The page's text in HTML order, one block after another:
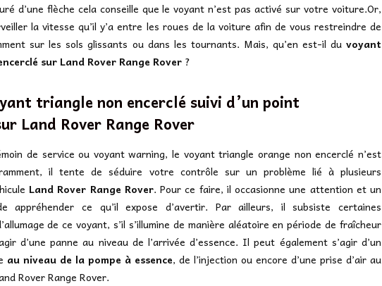
d’une flèche cela conseille que le voyant n’est pas activé sur votre voiture.Or,
la vitesse qu’il y’a entre les roues de la voiture afin de vous restreindre de
sur les sols glissants ou dans les tournants. Mais, qu’en est-il du voyant
sur Land Rover Range Rover ?
triangle non encerclé suivi d’un point
Land Rover Range Rover
de service ou voyant warning, le voyant triangle orange non encerclé n’est
il tente de séduire votre contrôle sur un problème lié à plusieurs
Land Rover Range Rover. Pour ce faire, il occasionne une attention et un
appréhender ce qu’il expose d’avertir. Par ailleurs, il subsiste certaines
de ce voyant, s’il s’illumine de manière aléatoire en période de fraîcheur
d’une panne au niveau de l’arrivée d’essence. Il peut également s’agir d’un
au niveau de la pompe à essence, de l’injection ou encore d’une prise d’air au
Rover Range Rover.